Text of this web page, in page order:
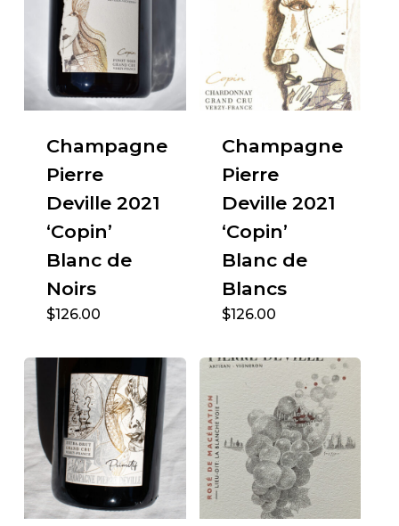
Champagne
Pierre
Deville 2021
‘Copin’
Blanc de
Noirs
$126.00
Champagne
Pierre
Deville 2021
‘Copin’
Blanc de
Blancs
$126.00